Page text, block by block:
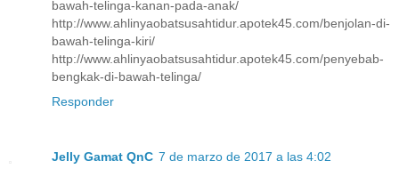
bawah-telinga-kanan-pada-anak/
http://www.ahlinyaobatsusahtidur.apotek45.com/benjolan-di-
bawah-telinga-kiri/
http://www.ahlinyaobatsusahtidur.apotek45.com/penyebab-
bengkak-di-bawah-telinga/
Responder
Jelly Gamat QnC 7 de marzo de 2017 a las 4:02